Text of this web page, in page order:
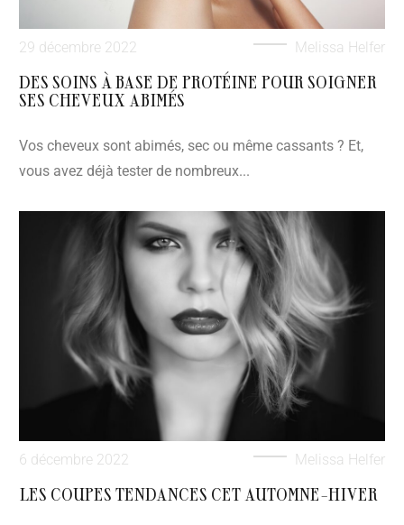
29 décembre 2022 Melissa Helfer
DES SOINS À BASE DE PROTÉINE POUR SOIGNER
SES CHEVEUX ABIMÉS
Vos cheveux sont abimés, sec ou même cassants ? Et,
vous avez déjà tester de nombreux...
6 décembre 2022 Melissa Helfer
LES COUPES TENDANCES CET AUTOMNE-HIVER